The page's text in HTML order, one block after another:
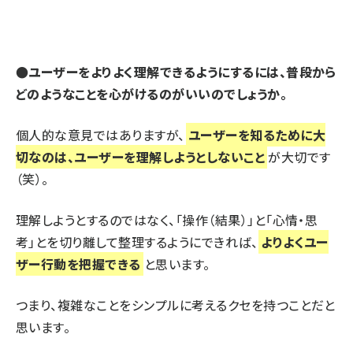
●ユーザーをよりよく理解できるようにするには、普段から
どのようなことを心がけるのがいいのでしょうか。
個人的な意見ではありますが、 ユーザーを知るために大
切なのは、ユーザーを理解しようとしないことが大切です
（笑）。
理解しようとするのではなく、「操作（結果）」と「心情・思
考」とを切り離して整理するようにできれば、 よりよくユー
ザー行動を把握できる と思います。
つまり、複雑なことをシンプルに考えるクセを持つことだと
思います。